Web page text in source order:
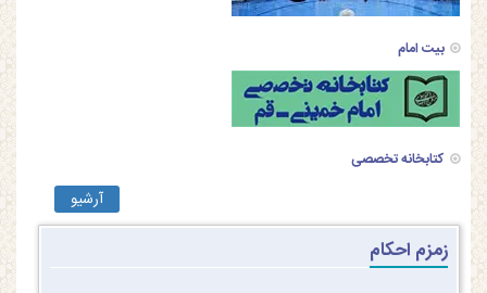
آرشیو
بیت امام
کتابخانه تخصصی
زمزم احکام